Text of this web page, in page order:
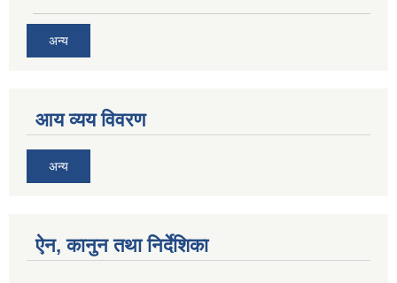
अन्य
आय व्यय विवरण
अन्य
ऐन, कानुन तथा निर्देशिका